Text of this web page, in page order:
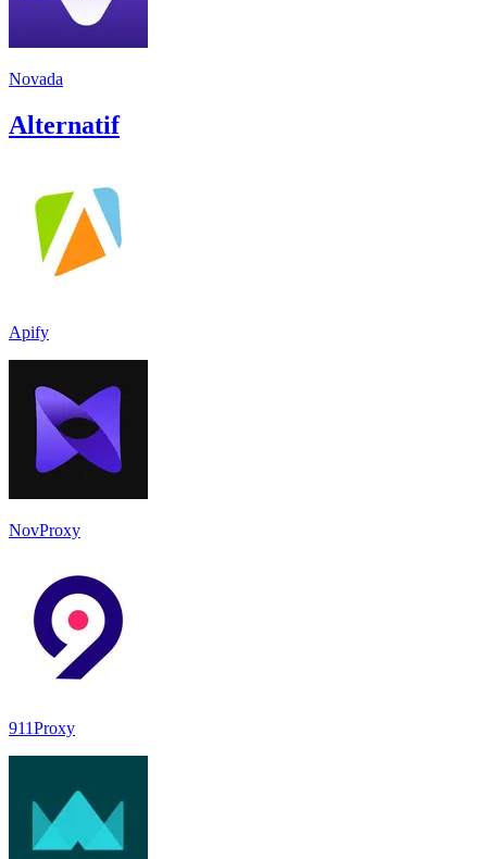
Novada
Alternatif
Apify
NovProxy
911Proxy